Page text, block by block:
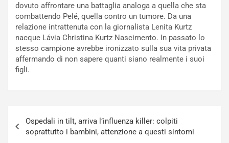
dovuto affrontare una battaglia analoga a quella che sta
combattendo Pelé, quella contro un tumore. Da una
relazione intrattenuta con la giornalista Lenita Kurtz
nacque Lávia Christina Kurtz Nascimento. In passato lo
stesso campione avrebbe ironizzato sulla sua vita privata
affermando di non sapere quanti siano realmente i suoi
figli.
articoli
Ospedali in tilt, arriva l’influenza killer: colpiti
soprattutto i bambini, attenzione a questi sintomi